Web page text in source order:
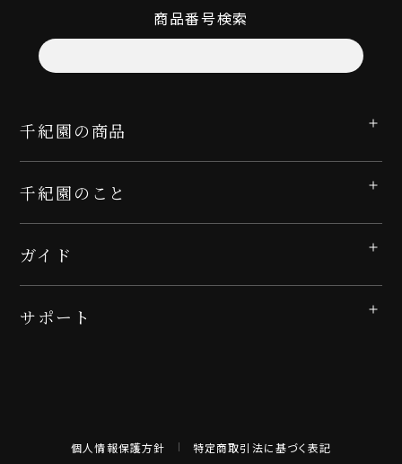
商品番号検索
千紀園の商品
千紀園のこと
ガイド
サポート
個人情報保護方針 特定商取引法に基づく表記